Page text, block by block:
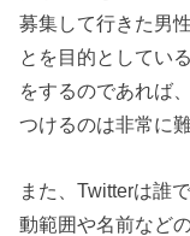
募集して行きた男
とを目的としてい
をするのであれば
つけるのは非常に
また、Twitterは誰
動範囲や名前など